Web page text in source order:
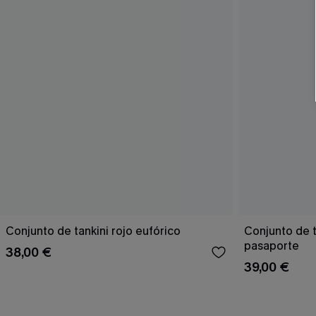
Conjunto de tankini rojo eufórico
38,00 €
Conjunto de
pasaporte
39,00 €